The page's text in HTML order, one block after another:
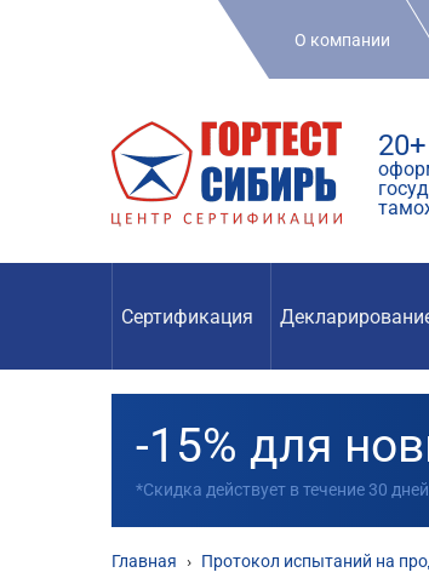
О компании
Сертификация
-15% для
*Скидка действует в течение 30
Главная › Протокол испытаний на